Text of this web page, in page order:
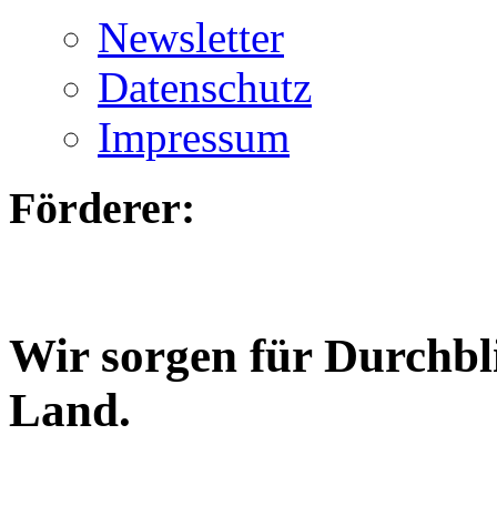
Newsletter
Datenschutz
Impressum
Förderer:
Wir sorgen für
Land.